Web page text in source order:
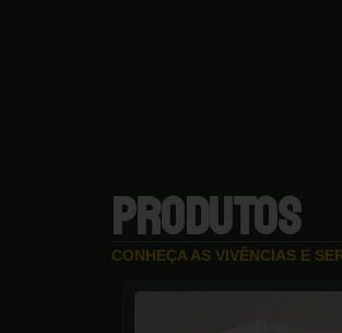
PRODUTOS
CONHEÇA AS VIVÊNCIAS E